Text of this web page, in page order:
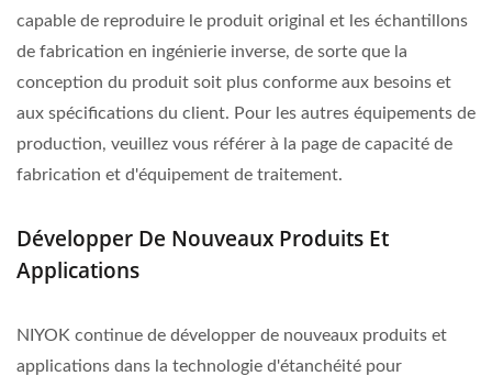
capable de reproduire le produit original et les échantillons
de fabrication en ingénierie inverse, de sorte que la
conception du produit soit plus conforme aux besoins et
aux spécifications du client. Pour les autres équipements de
production, veuillez vous référer à la page de capacité de
fabrication et d'équipement de traitement.
Développer De Nouveaux Produits Et
Applications
NIYOK continue de développer de nouveaux produits et
applications dans la technologie d'étanchéité pour